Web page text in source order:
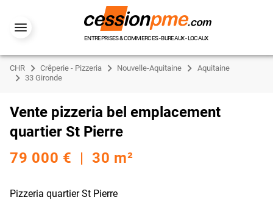
ENTREPRISES & COMMERCES - BUREAUX - LOCAUX
CHR Crêperie - Pizzeria Nouvelle-Aquitaine
Aquitaine
33 Gironde
Vente pizzeria bel emplacement
quartier St Pierre
79 000 € | 30 m²
Pizzeria quartier St Pierre